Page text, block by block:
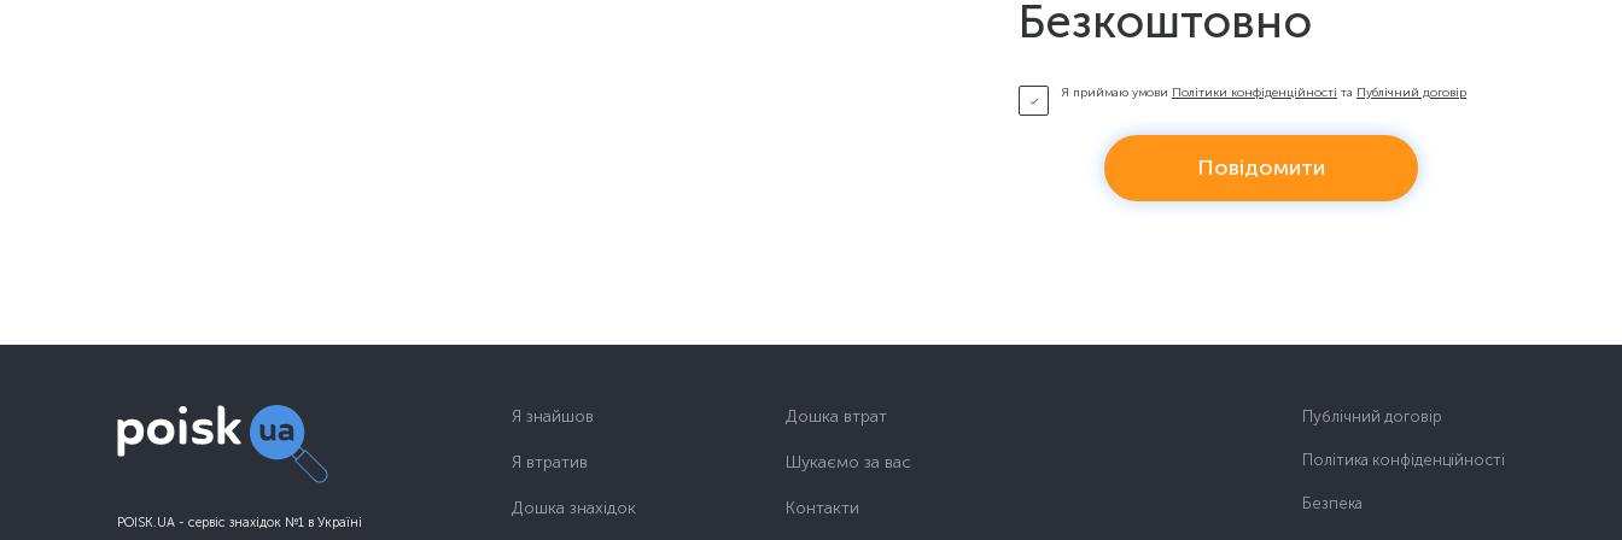
Безкоштовно
Я приймаю умови Політики конфіденційності та Публічний договір
Повідомити
POISK.UA - сервіс знахідок №1 в Україні
Я знайшов
Я втратив
Дошка знахідок
Дошка втрат
Шукаємо за вас
Контакти
Публічний договір
Політика конфіденційності
Безпека